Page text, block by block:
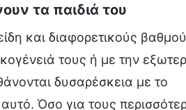
τα παιδιά του
και διαφορετικούς
τους ή με την
δυσαρέσκεια με το
Όσο για τους